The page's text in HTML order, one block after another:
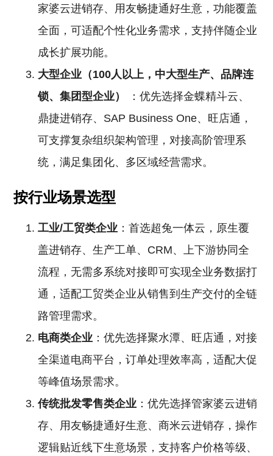
家婆云进销存、用友畅捷通好生意，功能覆盖
全面，可适配个性化业务需求，支持伴随企业
成长扩展功能。
大型企业（100人以上，中大型生产、品牌连
锁、集团型企业）
：优先选择金蝶精斗云、
鼎捷进销存、SAP Business One、旺店通，
可支撑复杂组织架构管理，对接高阶管理系
统，满足集团化、多区域经营需求。
按行业场景选型
工业/工贸类企业 ：首选超兔一体云，原生覆
盖进销存、生产工单、CRM、上下游协同全
流程，无需多系统对接即可实现全业务数据打
通，适配工贸类企业从销售到生产交付的全链
路管理需求。
电商类企业 ：优先选择聚水潭、旺店通，对接
全渠道电商平台，订单处理效率高，适配大促
等峰值场景需求。
传统批发零售类企业 ：优先选择管家婆云进销
存、用友畅捷通好生意、商米云进销存，操作
逻辑贴近线下生意场景，支持客户价格等级、